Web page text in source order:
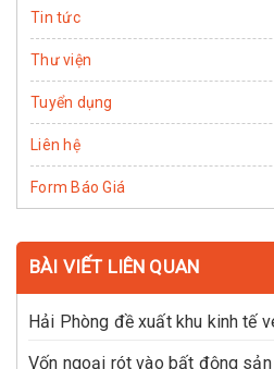
Tin tức
Thư viện
Tuyển dụng
Liên hệ
Form Báo Giá
BÀI VIẾT LIÊN QUAN
Hải Phòng đề xuất khu kinh tế
Vốn ngoại rót vào bất động